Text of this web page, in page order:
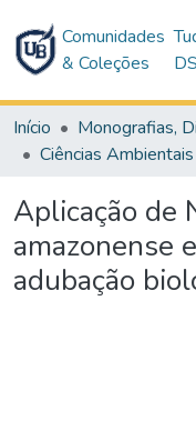
Comunidades
& Coleções
Início
Ciências Ambientais
Aplicação de
amazonense
adubação